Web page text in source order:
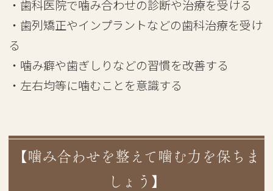
・歯科医院で噛み合わせの診断や治療を受ける
・歯列矯正やインプラントなどの歯科治療を受け
る
・噛み癖や歯ぎしりなどの習慣を改善する
・左右均等に噛むことを意識する
【噛み合わせを整えて噛む力を保ちま
しょう】